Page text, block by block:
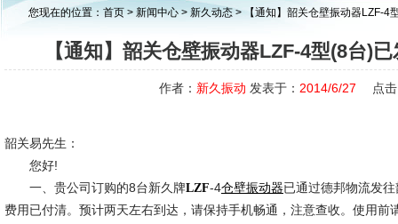
您现在的位置： 首页 > 新闻中心 > 新久动态 > 【通知】韶关仓壁振动器LZF-4
【通知】韶关仓壁振动器LZF-4型(8台)
作者： 新久振动 发表于： 2014/6/27 点击
韶关易先生：
您好!
一、贵公司订购的8台新久牌LZF-4仓壁振动器已通过德邦物流发
费用已付清。预计两天左右到达，请保持手机畅通，注意查收。使用前